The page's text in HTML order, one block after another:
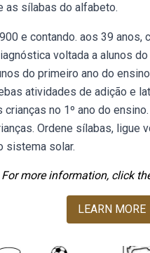
as sílabas do alfabeto.
e contando. aos 39
voltada a alunos
do primeiro ano do
atividades de adição e
no 1º ano do
Ordene sílabas,
sistema solar.
For more information, click
LEARN MORE